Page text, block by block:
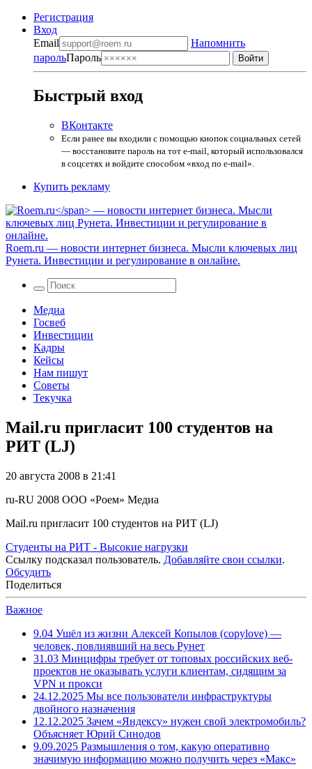
Регистрация
Вход
Email
Напомнить
парольПароль
Быстрый вход
ВКонтакте
Если ранее вы входили с помощью кнопок социальных сетей
— восстановите пароль на тот e-mail, который использовался
в соцсетях и войдите способом «вход по e-mail».
Купить рекламу
Roem.ru — новости интернет бизнеса. Мысли ключевых лиц
Рунета. Инвестиции и регулирование в онлайне.
Медиа
Госвеб
Инвестиции
Кадры
Кейсы
Нам пишут
Советы
Текучка
Mail.ru пригласит 100 студентов на
РИТ (LJ)
20 августа 2008 в 21:41
ru-RU 2008 ООО «Роем» Медиа
Mail.ru пригласит 100 студентов на РИТ (LJ)
Студенты на РИТ - Высокие нагрузки
Ссылку подсказал пользователь. Добавляйте свои ссылки.
Обсудить
Поделиться
Важное
9.04 Ушёл из жизни Алексей Копылов (copylove) —
человек, повлиявший на весь Рунет
31.03 Минцифры требует от топовых российских веб-
проектов не оказывать услуги клиентам, сидящим за
VPN и прокси
24.12.2025 Мы все пользователи инфраструктуры
двойного назначения
12.12.2025 Зачем «Яндексу» нужен свой электромобиль?
Объясняет Юрий Синодов
9.09.2025 Размышления о том, какую оперативно
значимую информацию можно получить через «Макс»